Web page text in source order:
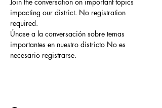
impacting our district. No registration
required.
Únase a la conversación sobre temas
importantes en nuestro districto No es
necesario registrarse.